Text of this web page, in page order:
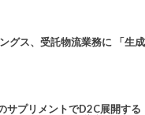
グス、受託物流業務に 「生
サプリメントでD2C展開する